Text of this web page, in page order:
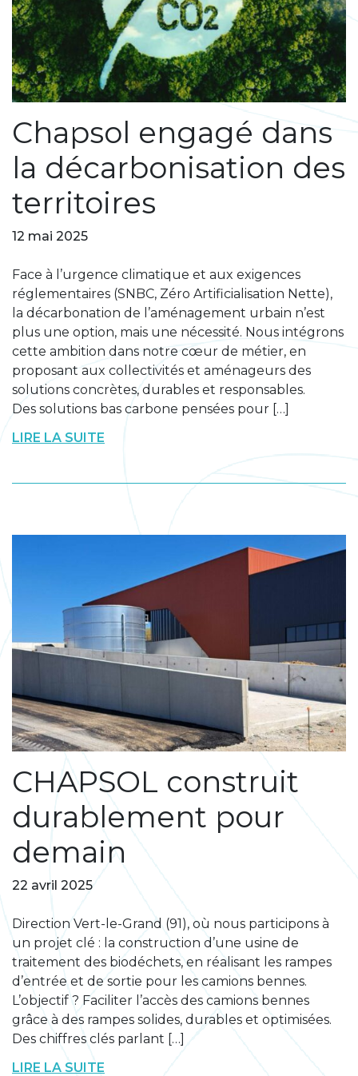
Chapsol engagé dans
la décarbonisation des
territoires
12 mai 2025
Face à l’urgence climatique et aux exigences
réglementaires (SNBC, Zéro Artificialisation Nette),
la décarbonation de l’aménagement urbain n’est
plus une option, mais une nécessité. Nous intégrons
cette ambition dans notre cœur de métier, en
proposant aux collectivités et aménageurs des
solutions concrètes, durables et responsables.
Des solutions bas carbone pensées pour […]
LIRE LA SUITE
CHAPSOL construit
durablement pour
demain
22 avril 2025
Direction Vert-le-Grand (91), où nous participons à
un projet clé : la construction d’une usine de
traitement des biodéchets, en réalisant les rampes
d’entrée et de sortie pour les camions bennes.
L’objectif ? Faciliter l’accès des camions bennes
grâce à des rampes solides, durables et optimisées.
Des chiffres clés parlant […]
LIRE LA SUITE